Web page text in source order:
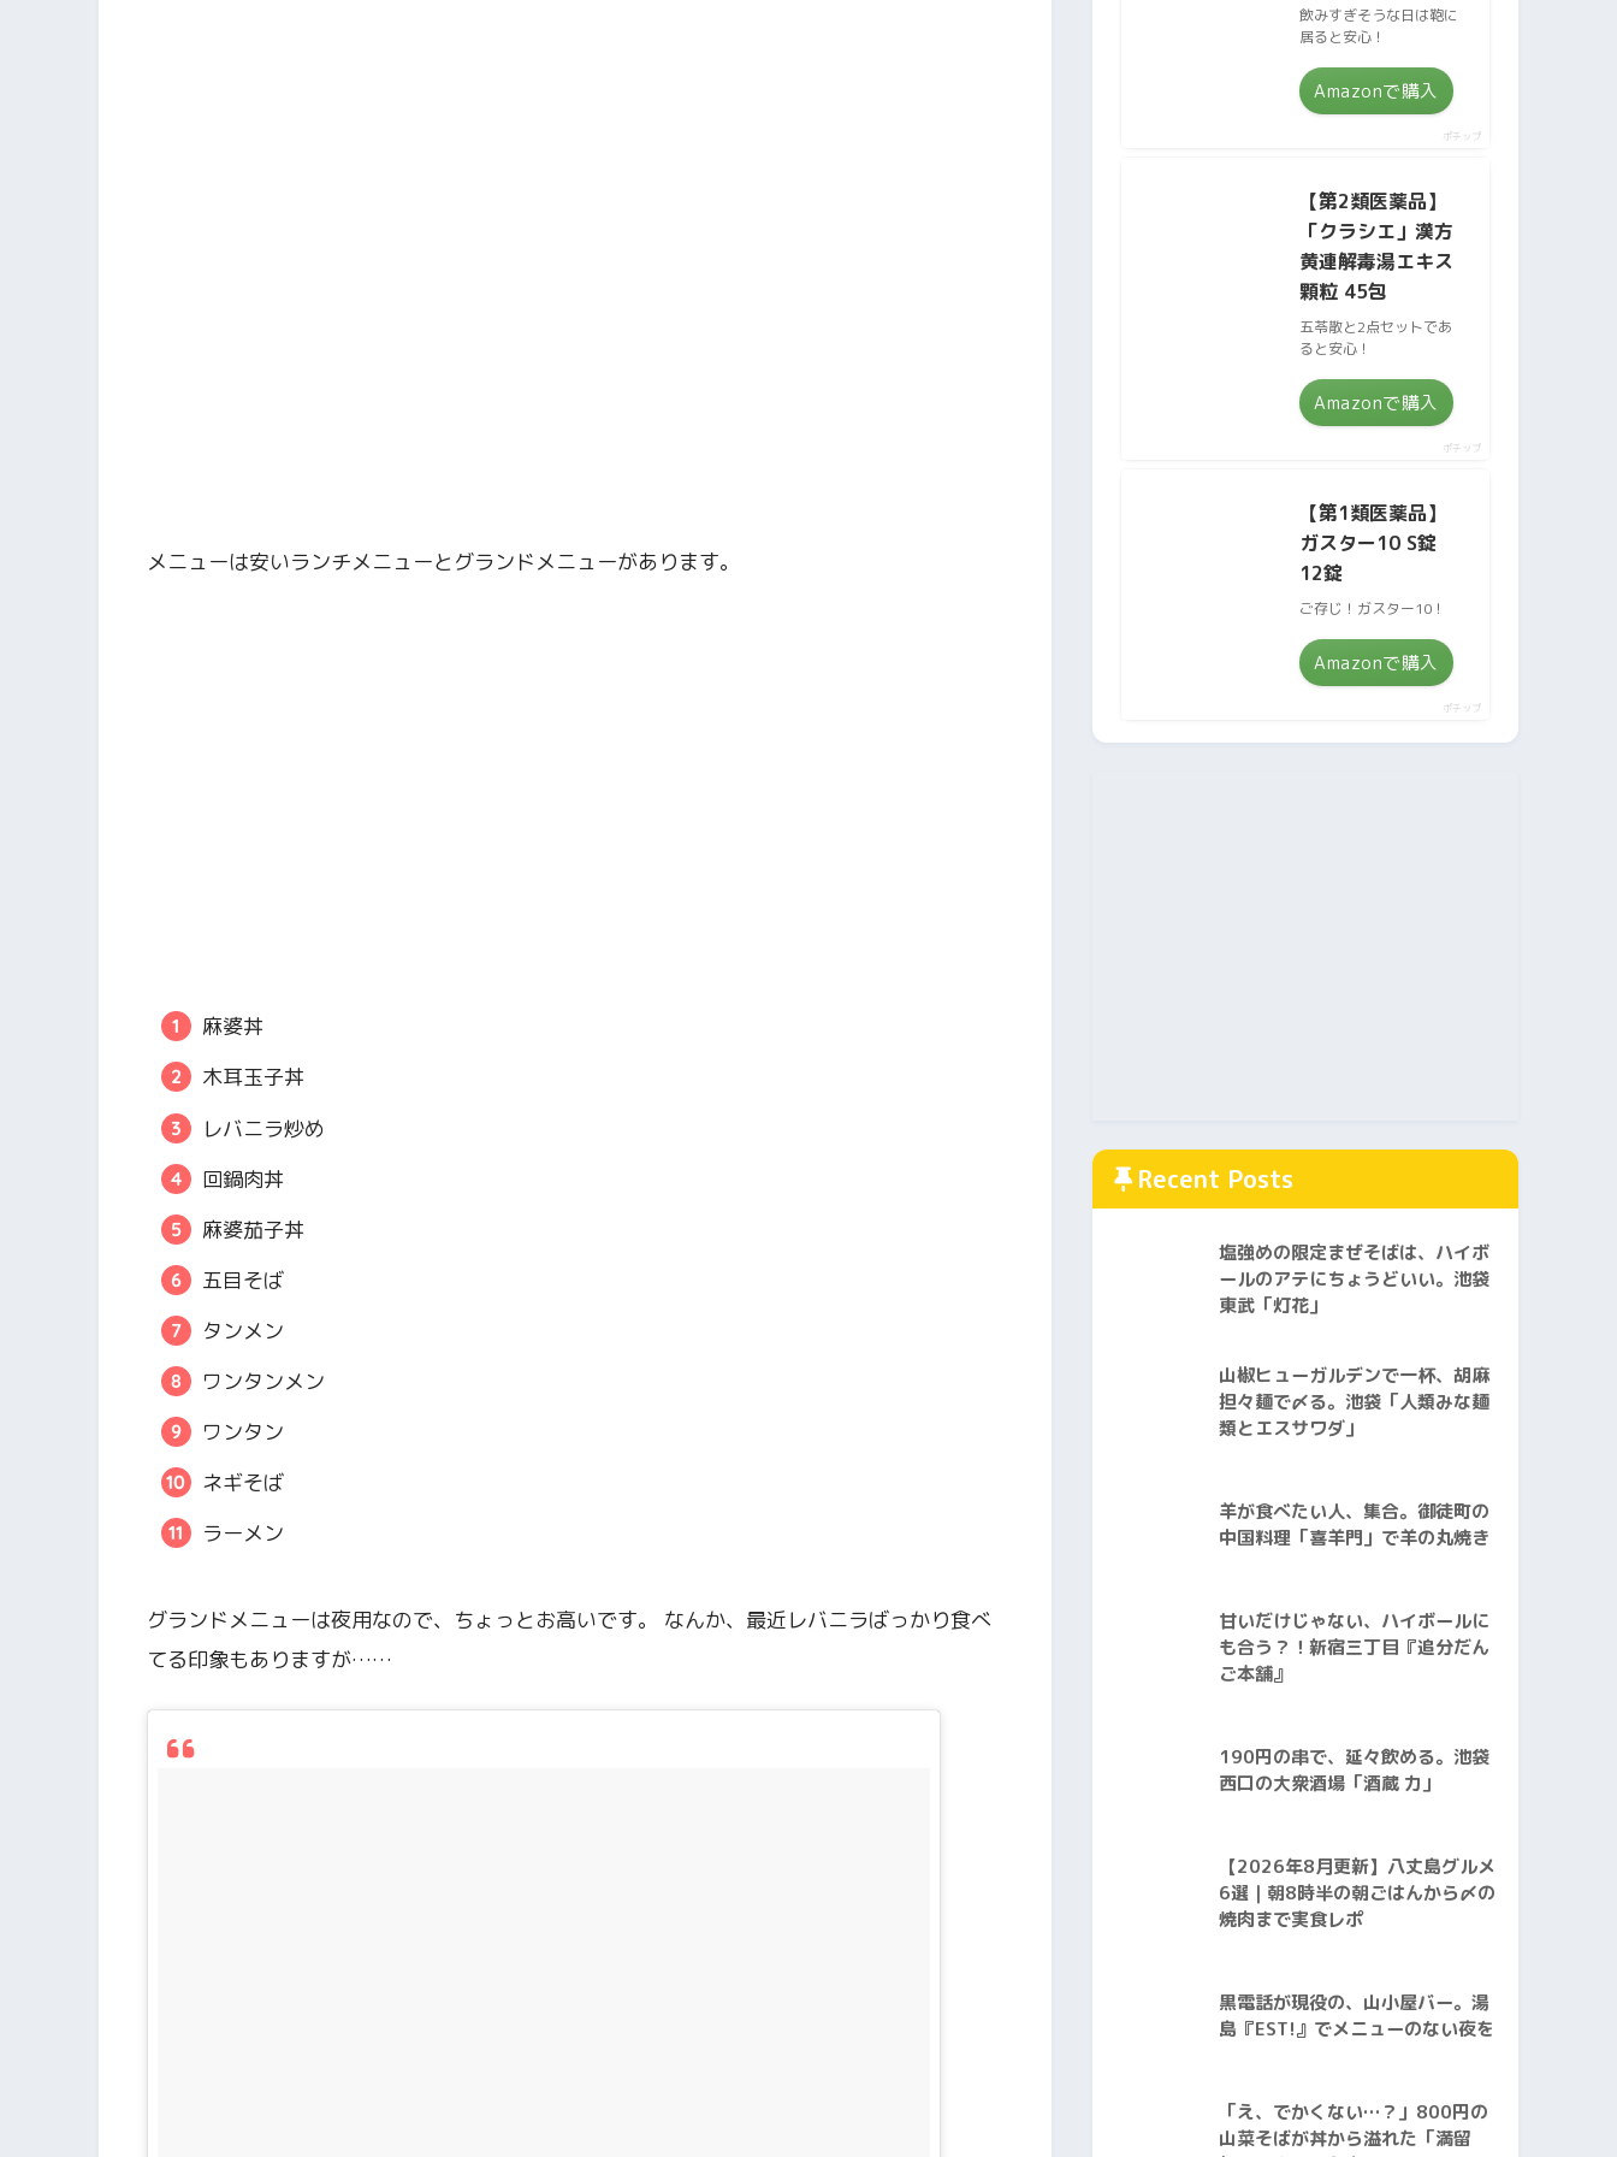
メニューは安いランチメニューとグランドメニューがあります。
麻婆丼
木耳玉子丼
レバニラ炒め
回鍋肉丼
麻婆茄子丼
五目そば
タンメン
ワンタンメン
ワンタン
ネギそば
ラーメン
グランドメニューは夜用なので、ちょっとお高いです。 なんか、最近レバニラばっかり食べ
てる印象もありますが……
飲みすぎそうな日は鞄に
居ると安心！
Amazonで購入
ポチップ
【第2類医薬品】
「クラシエ」漢方
黄連解毒湯エキス
顆粒 45包
五苓散と2点セットであ
ると安心！
Amazonで購入
ポチップ
【第1類医薬品】
ガスター10 S錠
12錠
ご存じ！ガスター10！
Amazonで購入
ポチップ
Recent Posts
塩強めの限定まぜそばは、ハイボ
ールのアテにちょうどいい。池袋
東武「灯花」
山椒ヒューガルデンで一杯、胡麻
担々麺で〆る。池袋「人類みな麺
類とエスサワダ」
羊が食べたい人、集合。御徒町の
中国料理「喜羊門」で羊の丸焼き
甘いだけじゃない、ハイボールに
も合う？！新宿三丁目『追分だん
ご本舗』
190円の串で、延々飲める。池袋
西口の大衆酒場「酒蔵 力」
【2026年8月更新】八丈島グルメ
6選｜朝8時半の朝ごはんから〆の
焼肉まで実食レポ
黒電話が現役の、山小屋バー。湯
島『EST!』でメニューのない夜を
「え、でかくない…？」800円の
山菜そばが丼から溢れた「満留